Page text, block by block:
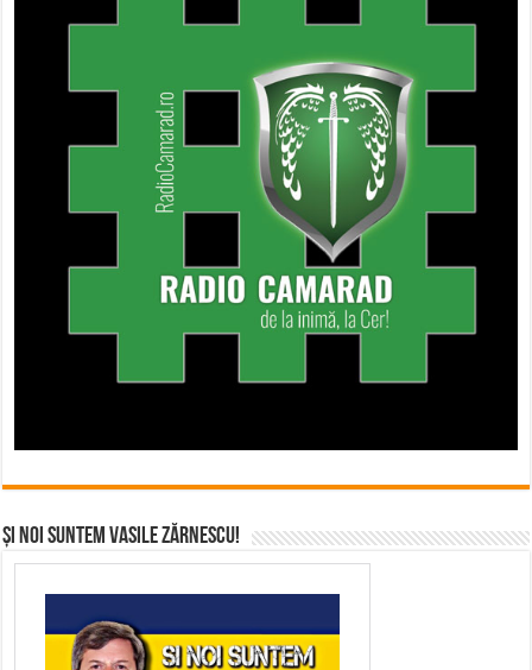
Și noi suntem Vasile Zărnescu!